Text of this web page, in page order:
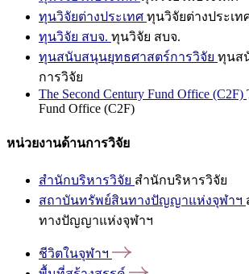
ทุนวิจัยต่างประเทศ ทุนวิจัยต่างประเท
ทุนวิจัย สบจ. ทุนวิจัย สบจ.
ทุนสนับสนุนยุทธศาสตร์การวิจัย ทุนส
การวิจัย
The Second Century Fund Office (C2F)
Fund Office (C2F)
หน่วยงานด้านการวิจัย
สำนักบริหารวิจัย สำนักบริหารวิจัย
สถาบันทรัพย์สินทางปัญญาแห่งจุฬาฯ
ทางปัญญาแห่งจุฬาฯ
ชีวิตในจุฬาฯ